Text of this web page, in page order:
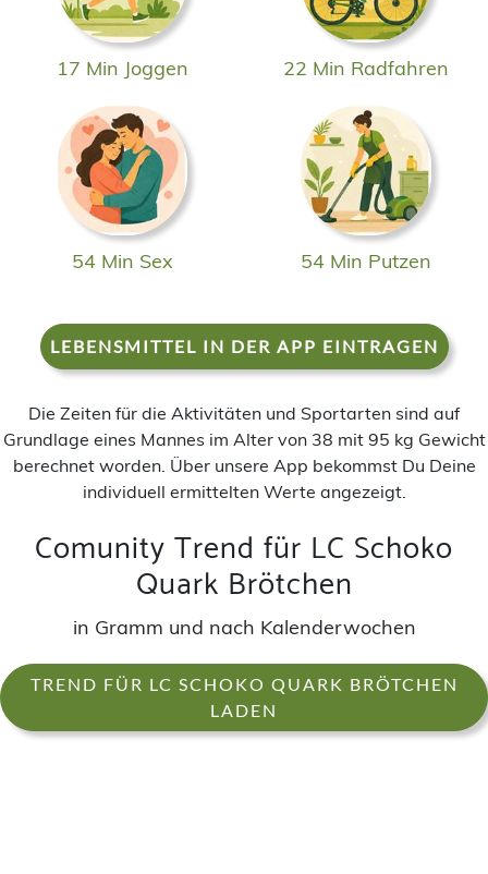
17 Min Joggen 22 Min Radfahren
54 Min Sex 54 Min Putzen
LEBENSMITTEL IN DER APP EINTRAGEN
Die Zeiten für die Aktivitäten und Sportarten sind auf
Grundlage eines Mannes im Alter von 38 mit 95 kg Gewicht
berechnet worden. Über unsere App bekommst Du Deine
individuell ermittelten Werte angezeigt.
Comunity Trend für LC Schoko
Quark Brötchen
in Gramm und nach Kalenderwochen
TREND FÜR LC SCHOKO QUARK BRÖTCHEN
LADEN